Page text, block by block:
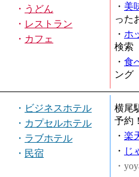
・ うどん
・ レストラン
・ カフェ
・ 美
った
・ ホ
検索
・ 食
ング
・ ビジネスホテル
・ カプセルホテル
・ ラブホテル
・ 民宿
横尾
予約
・ 楽
・ じ
・